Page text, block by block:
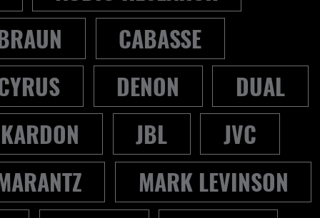
CABASSE
DENON
DUAL
JBL
JVC
MARK LEVINSON